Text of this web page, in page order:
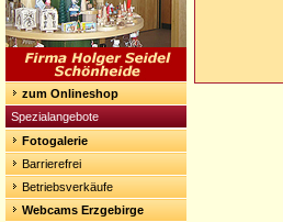
zum Onlineshop
Spezialangebote
Fotogalerie
Barrierefrei
Betriebsverkäufe
Webcams Erzgebirge